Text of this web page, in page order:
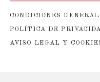
CONDICIONES
POLÍTICA DE
AVISO LEGAL Y